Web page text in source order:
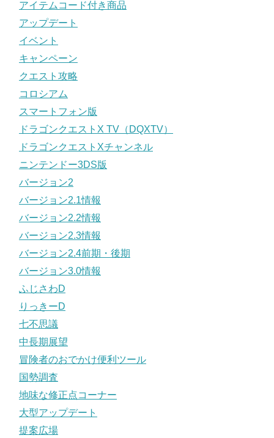
アイテムコード付き商品
アップデート
イベント
キャンペーン
クエスト攻略
コロシアム
スマートフォン版
ドラゴンクエストX TV（DQXTV）
ドラゴンクエストXチャンネル
ニンテンドー3DS版
バージョン2
バージョン2.1情報
バージョン2.2情報
バージョン2.3情報
バージョン2.4前期・後期
バージョン3.0情報
ふじさわD
りっきーD
七不思議
中長期展望
冒険者のおでかけ便利ツール
国勢調査
地味な修正点コーナー
大型アップデート
提案広場